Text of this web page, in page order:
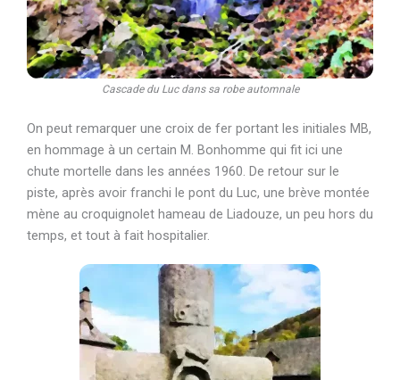
Cascade du Luc dans sa robe automnale
On peut remarquer une croix de fer portant les initiales MB,
en hommage à un certain M. Bonhomme qui fit ici une
chute mortelle dans les années 1960. De retour sur le
piste, après avoir franchi le pont du Luc, une brève montée
mène au croquignolet hameau de Liadouze, un peu hors du
temps, et tout à fait hospitalier.